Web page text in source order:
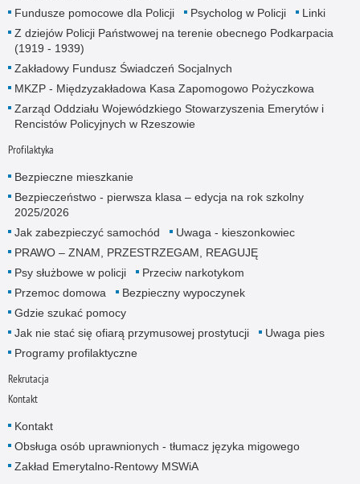
Fundusze pomocowe dla Policji
Psycholog w Policji
Linki
Z dziejów Policji Państwowej na terenie obecnego Podkarpacia
(1919 - 1939)
Zakładowy Fundusz Świadczeń Socjalnych
MKZP - Międzyzakładowa Kasa Zapomogowo Pożyczkowa
Zarząd Oddziału Wojewódzkiego Stowarzyszenia Emerytów i
Rencistów Policyjnych w Rzeszowie
Profilaktyka
Bezpieczne mieszkanie
Bezpieczeństwo - pierwsza klasa – edycja na rok szkolny
2025/2026
Jak zabezpieczyć samochód
Uwaga - kieszonkowiec
PRAWO – ZNAM, PRZESTRZEGAM, REAGUJĘ
Psy służbowe w policji
Przeciw narkotykom
Przemoc domowa
Bezpieczny wypoczynek
Gdzie szukać pomocy
Jak nie stać się ofiarą przymusowej prostytucji
Uwaga pies
Programy profilaktyczne
Rekrutacja
Kontakt
Kontakt
Obsługa osób uprawnionych - tłumacz języka migowego
Zakład Emerytalno-Rentowy MSWiA